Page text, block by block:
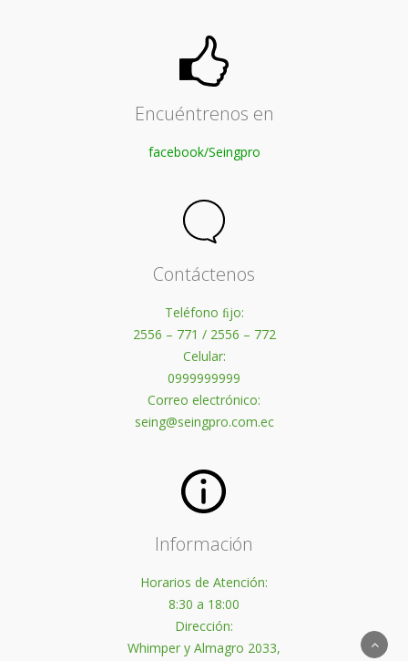
Encuéntrenos en
facebook/Seingpro
Contáctenos
Teléfono ﬁjo:
2556 – 771 / 2556 – 772
Celular:
0999999999
Correo electrónico:
seing@seingpro.com.ec
Información
Horarios de Atención:
8:30 a 18:00
Dirección:
Whimper y Almagro 2033,